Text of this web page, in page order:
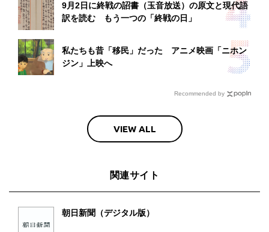
9月2日に終戦の詔書（玉音放送）の原文と現代語
訳を読む もう一つの「終戦の日」
私たちも昔「移民」だった アニメ映画「ニホン
ジン」上映へ
Recommended by
VIEW ALL
関連サイト
朝日新聞（デジタル版）